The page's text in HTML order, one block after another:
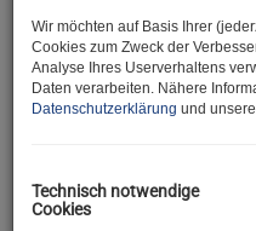
Und gleich zu den Fakten:
-)2 großzügige
Wir möchten auf Basis Ihrer
Cookies zum Zweck der
Analyse Ihres Userverhaltens
Daten verarbeiten. Nähere
Datenschutzerklärung und
Technisch notwendige
Cookies